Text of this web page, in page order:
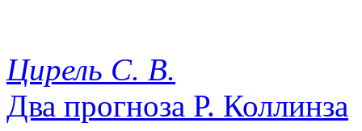
Цирель С. В.
Два прогноза Р. Коллинза